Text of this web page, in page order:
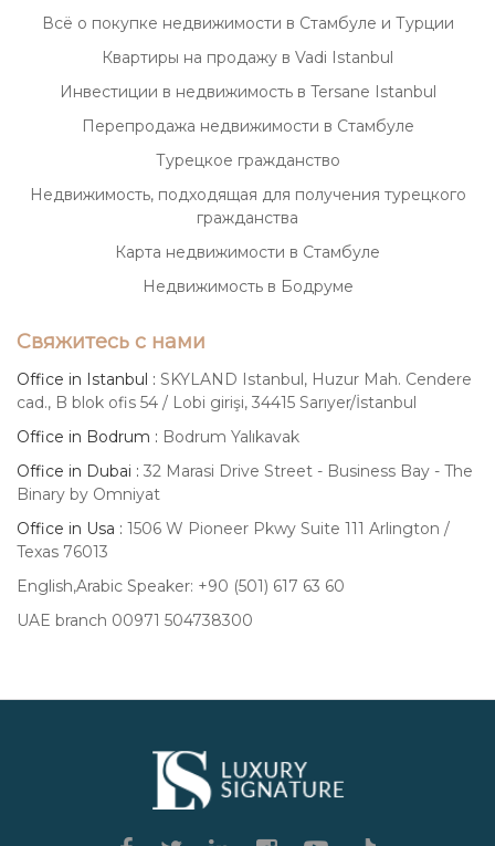
Всё о покупке недвижимости в Стамбуле и Турции
Квартиры на продажу в Vadi Istanbul
Инвестиции в недвижимость в Tersane Istanbul
Перепродажа недвижимости в Стамбуле
Турецкое гражданство
Недвижимость, подходящая для получения турецкого
гражданства
Карта недвижимости в Стамбуле
Недвижимость в Бодруме
Свяжитесь с нами
Office in Istanbul : SKYLAND Istanbul, Huzur Mah. Cendere
cad., B blok ofis 54 / Lobi girişi, 34415 Sarıyer/İstanbul
Office in Bodrum : Bodrum Yalıkavak
Office in Dubai : 32 Marasi Drive Street - Business Bay - The
Binary by Omniyat
Office in Usa : 1506 W Pioneer Pkwy Suite 111 Arlington /
Texas 76013
English,Arabic Speaker: +90 (501) 617 63 60
UAE branch 00971 504738300